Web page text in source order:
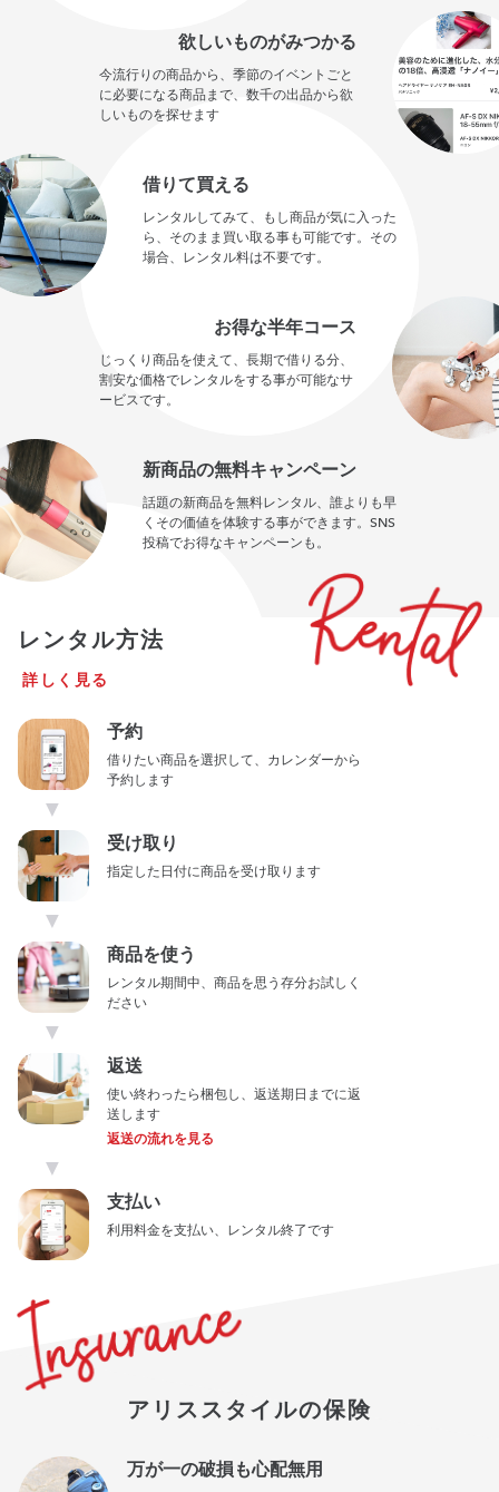
欲しいものがみつかる
今流行りの商品から、季節のイベントごと
に必要になる商品まで、数千の出品から欲
しいものを探せます
借りて買える
レンタルしてみて、もし商品が気に入った
ら、そのまま買い取る事も可能です。その
場合、レンタル料は不要です。
お得な半年コース
じっくり商品を使えて、長期で借りる分、
割安な価格でレンタルをする事が可能なサ
ービスです。
新商品の無料キャンペーン
話題の新商品を無料レンタル、誰よりも早
くその価値を体験する事ができます。SNS
投稿でお得なキャンペーンも。
レンタル方法
詳しく見る
予約
借りたい商品を選択して、カレンダーから
予約します
▼
受け取り
指定した日付に商品を受け取ります
▼
商品を使う
レンタル期間中、商品を思う存分お試しく
ださい
▼
返送
使い終わったら梱包し、返送期日までに返
送します
返送の流れを見る
▼
支払い
利用料金を支払い、レンタル終了です
アリススタイルの保険
万が一の破損も心配無用